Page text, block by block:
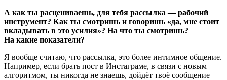
А как ты расцениваешь, для тебя рассылка — рабочий
инструмент? Как ты смотришь и говоришь «да, мне стоит
вкладывать в это усилия»? На что ты смотришь?
На какие показатели?
Я вообще считаю, что рассылка, это более интимное общение.
Например, если брать пост в Инстаграме, в связи с новым
алгоритмом, ты никогда не знаешь, дойдёт твоё сообщение